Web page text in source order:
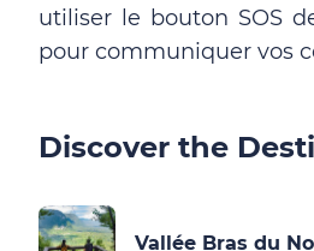
utiliser le bouton SOS
pour communiquer vos
Discover the
Vallée Bras du